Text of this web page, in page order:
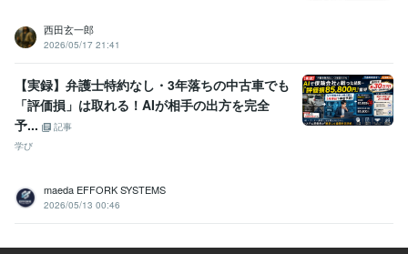
西田玄一郎
2026/05/17 21:41
【実録】弁護士特約なし・3年落ちの中古車でも
「評価損」は取れる！AIが相手の出方を完全
予...
記事
学び
maeda EFFORK SYSTEMS
2026/05/13 00:46